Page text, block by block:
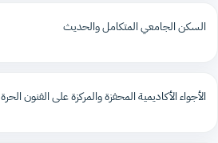
السكن الجامعي المتكامل والحديث
الأجواء الأكاديمية المحفزة والمركزة على الفنون الحرة